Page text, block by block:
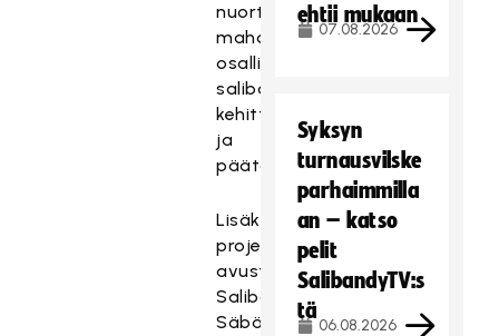
nuorten
mahdollisuuksia
osallistua
salibandyn
kehittämiseen
ja
päätöksentekoon.
Lisäksi
projektikoordinaattori
avustaa
Salibandyliiton
Säbäkipinä-
ehtii mukaan
07.08.2026
Syksyn
turnausvilske
parhaimmilla
an – katso
pelit
SalibandyTV:s
tä
06.08.2026